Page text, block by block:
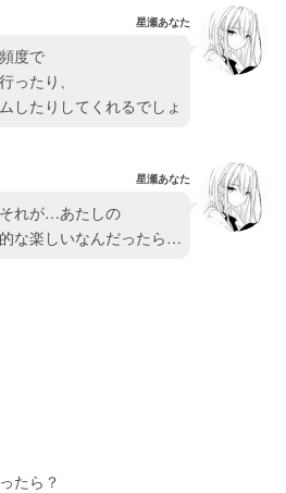
星瀬あなた
度で
ったり、
したりしてくれるでしょ
星瀬あなた
れが…あたしの
な楽しいなんだったら…
たら？